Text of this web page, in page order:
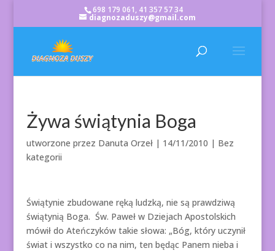
698 179 061, 41 357 57 34
diagnozaduszy@gmail.com
Żywa świątynia Boga
utworzone przez Danuta Orzeł| 14/11/2010 | Bez
kategorii
Świątynie zbudowane ręką ludzką, nie są prawdziwą
świątynią Boga. Św. Paweł w Dziejach Apostolskich
mówił do Ateńczyków takie słowa: „Bóg, który uczynił
świat i wszystko co na nim, ten będąc Panem nieba i